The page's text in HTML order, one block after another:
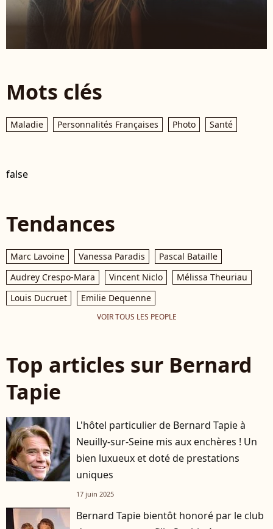
Mots clés
Maladie Personnalités Françaises Photo Santé
false
Tendances
Marc Lavoine Vanessa Paradis
Pascal Bataille
Audrey Crespo-Mara
Vincent Niclo
Mélissa Theuriau
Louis Ducruet
Emilie Dequenne
VOIR TOUS LES PEOPLE
Top articles sur Bernard
Tapie
L'hôtel particulier de Bernard Tapie à
Neuilly-sur-Seine mis aux enchères ! Un
bien luxueux et doté de prestations
uniques
17 juin 2025
Bernard Tapie bientôt honoré par le club